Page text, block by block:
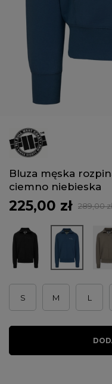
Bluza męska
ciemno niebieska
225,00 zł 289,00
S M L